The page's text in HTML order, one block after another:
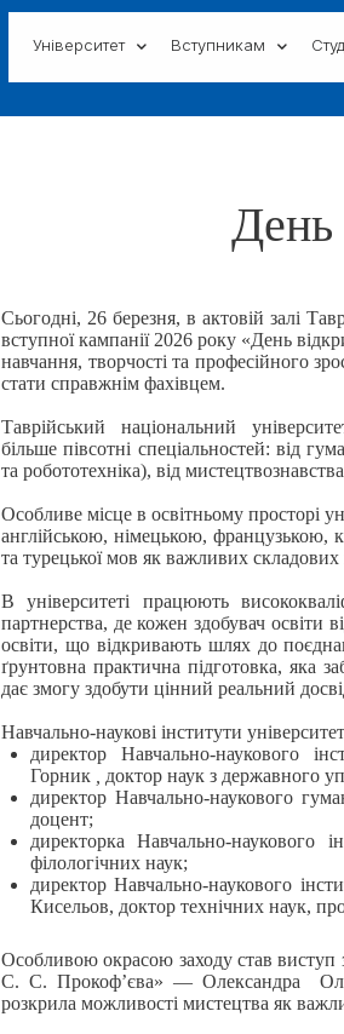
Університет Вступникам
День
Сьогодні, 26 березня, в актовій залі
вступної кампанії 2026 року «День
навчання, творчості та професійного
стати справжнім фахівцем.
Таврійський національний
більше півсотні спеціальностей: від
та робототехніка), від
Особливе місце в освітньому просторі
англійською, німецькою, французькою,
та турецької мов як важливих
В університеті працюють
партнерства, де кожен здобувач освіти
освіти, що відкривають шлях до
ґрунтовна практична підготовка, яка
дає змогу здобути цінний реальний
Навчально-наукові інститути
директор Навчально-наукового
Горник
доктор наук з державного
директор Навчально-наукового
доцент;
директорка Навчально-наукового
філологічних наук;
директор Навчально-наукового
Кисельов, доктор технічних наук,
Особливою окрасою заходу став виступ
С. С. Прокоф’єва» — Олександра
розкрила можливості мистецтва як